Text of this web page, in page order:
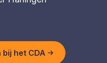
bij het CDA